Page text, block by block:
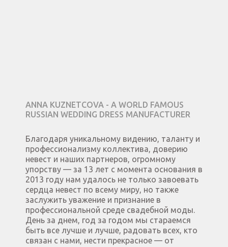
ANNA KUZNETCOVA - A WORLD FAMOUS
RUSSIAN WEDDING DRESS MANUFACTURER
Благодаря уникальному видению, таланту и
профессионализму коллектива, доверию
невест и наших партнеров, огромному
упорству — за 13 лет с момента основания в
2013 году нам удалось не только завоевать
сердца невест по всему миру, но также
заслужить уважение и признание в
профессиональной среде свадебной моды.
День за днем, год за годом мы стараемся
быть все лучше и лучше, радовать всех, кто
связан с нами, нести прекрасное — от